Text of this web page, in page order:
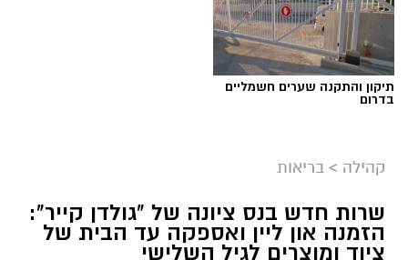
פיננסי בחטיבות הביניים
תיקון והתקנה שערים חשמליים
בדרום
קהילה > בריאות
שרות חדש בנס ציונה של "גולדן קייר":
הזמנה און ליין ואספקה עד הבית של
ציוד ומוצרים לגיל השלישי